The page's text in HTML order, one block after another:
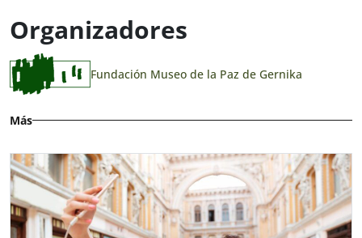
Organizadores
Fundación Museo de la Paz de Gernika
Más